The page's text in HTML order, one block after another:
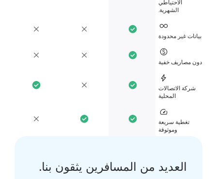
الاحتياطي
غير محدودة
مصاريف خفية
شركة الاتصالات
تغطية سريعة
العديد من المسافرين يثقون بنا.